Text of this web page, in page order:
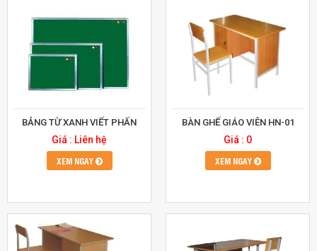
BẢNG TỪ XANH VIẾT PHẤN
Giá : Liên hệ
XEM NGAY
BÀN GHẾ GIÁO VIÊN HN-01
Giá : 0
XEM NGAY